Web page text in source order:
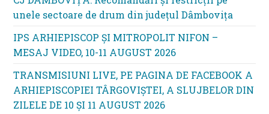
unele sectoare de drum din județul Dâmbovița
IPS ARHIEPISCOP ȘI MITROPOLIT NIFON –
MESAJ VIDEO, 10-11 AUGUST 2026
TRANSMISIUNI LIVE, PE PAGINA DE FACEBOOK A
ARHIEPISCOPIEI TÂRGOVIȘTEI, A SLUJBELOR DIN
ZILELE DE 10 ȘI 11 AUGUST 2026